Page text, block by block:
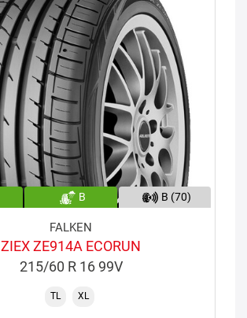
B B (70)
FALKEN
ZIEX ZE914A ECORUN
215/60 R 16 99V
TL XL